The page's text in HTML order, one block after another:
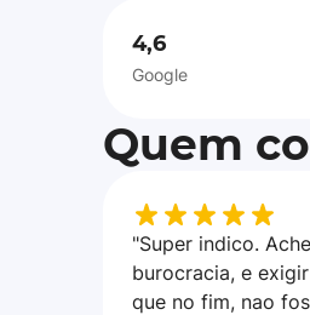
4,6
Google
Quem
"Super indico.
burocracia, e
que no fim, nao